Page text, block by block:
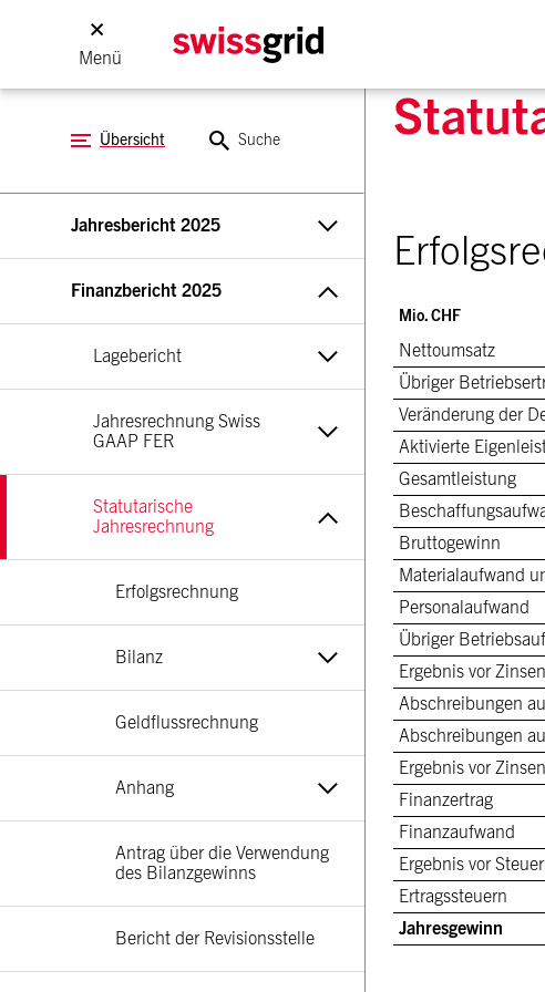
Menü
Übersicht Suche
Jahresbericht 2025
Finanzbericht 2025
Lagebericht
Jahresrechnung Swiss
GAAP FER
Statutarische
Jahresrechnung
Erfolgsrechnung
Bilanz
Geldflussrechnung
Anhang
Antrag über die Verwendung
des Bilanzgewinns
Bericht der Revisionsstelle
Mio. CHF
Nettoumsatz
Übriger
Veränderung der
Aktivierte
Gesamtleistung
Bruttogewinn
Materialaufwand
Personalaufwand
Übriger
Ergebnis vor
Abschreibungen
Abschreibungen
Ergebnis vor
Finanzertrag
Finanzaufwand
Ergebnis vor
Ertragssteuern
Jahresgewinn